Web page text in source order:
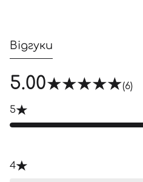
Відгуки
5.00 (6)
5
4